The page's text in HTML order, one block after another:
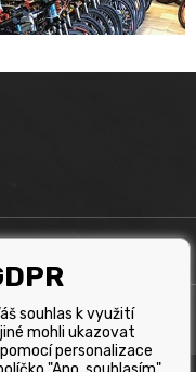
souhlas k využití
mohli ukazovat
personalizace